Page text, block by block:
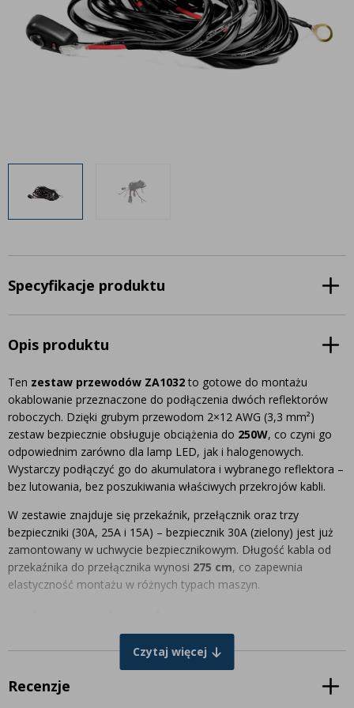
Często zadawane pytania
Kontakt
+48 81 884 70 94
Inne akcesoria
Często zadawane pytania
Kontakt
Specyfikacje produktu
Opis produktu
Ten zestaw przewodów ZA1032to gotowe do montażu
okablowanie przeznaczone do podłączenia dwóch reflektorów
roboczych. Dzięki grubym przewodom 2×12 AWG (3,3 mm²)
zestaw bezpiecznie obsługuje obciążenia do 250W, co czyni go
odpowiednim zarówno dla lamp LED, jak i halogenowych.
Wystarczy podłączyć go do akumulatora i wybranego reflektora –
bez lutowania, bez poszukiwania właściwych przekrojów kabli.
W zestawie znajduje się przekaźnik, przełącznik oraz trzy
bezpieczniki (30A, 25A i 15A) – bezpiecznik 30A (zielony) jest już
zamontowany w uchwycie bezpiecznikowym. Długość kabla od
przekaźnika do przełącznika wynosi 275 cm, co zapewnia
elastyczność montażu w różnych typach maszyn.
Długość kabla (przekaźnik – przełącznik): 275 cm
Przekrój kabla: 2×12 AWG (3,3 mm²)
Złącze do lamp: ZA1001 (męski płaski konektor izolowany)
Czytaj więcej
Recenzje